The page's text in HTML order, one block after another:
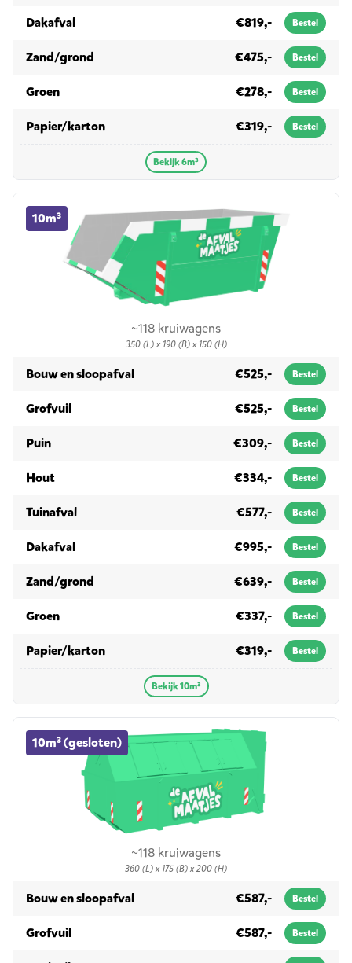
Dakafvalin 6m³ €819,- Bestel
Zand/grond €475,- Bestel
Groenin 6m³ €278,- Bestel
Papier/kartonin 6m³ €319,- Bestel
Bekijk 6m³
~118 kruiwagens
350 (L) x 190 (B) x 150 (H)
10m³
10m³ container huren
Bouw en sloopafvalin 10m³ €525,- Bestel
Grofvuilin 10m³ €525,- Bestel
Puinin 10m³ €309,- Bestel
Houtin 10m³ €334,- Bestel
Tuinafvalin 10m³ €577,- Bestel
Dakafvalin 10m³ €995,- Bestel
Zand/grond €639,- Bestel
Groenin 10m³ €337,- Bestel
Papier/kartonin 10m³ €319,- Bestel
Bekijk 10m³
~118 kruiwagens
360 (L) x 175 (B) x 200 (H)
10m³ (gesloten)
10m³ (gesloten) container huren
Bouw en sloopafvalin 10m³ (gesloten) €587,- Bestel
Grofvuilin 10m³ (gesloten) €587,- Bestel